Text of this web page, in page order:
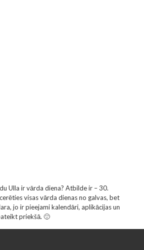
Ulla ir vārda diena? Atbilde ir – 30.
visas vārda dienas no galvas, bet
jo ir pieejami kalendāri, aplikācijas un
priekšā. 🙂